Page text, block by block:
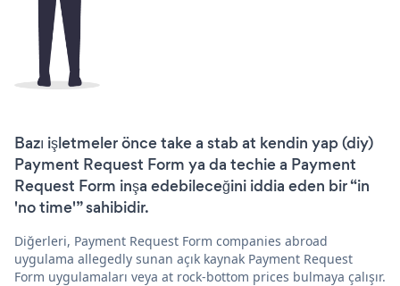
Bazı işletmeler önce take a stab at kendin yap (diy)
Payment Request Form ya da techie a Payment
Request Form inşa edebileceğini iddia eden bir “in
'no time'” sahibidir.
Diğerleri, Payment Request Form companies abroad
uygulama allegedly sunan açık kaynak Payment Request
Form uygulamaları veya at rock-bottom prices bulmaya çalışır.